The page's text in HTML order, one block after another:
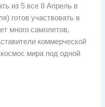
из 5 все 8 Апрель в
готов участвовать в
много самолетов,
коммерческой
мира под одной